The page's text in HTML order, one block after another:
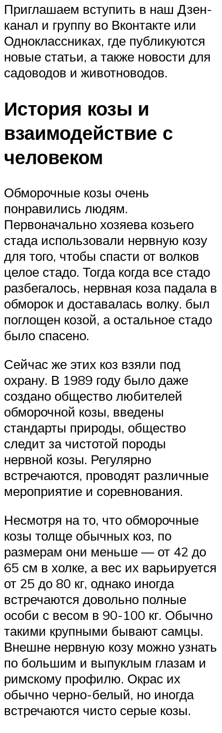
Приглашаем вступить в наш Дзен-
канал и группу во Вконтакте или
Одноклассниках, где публикуются
новые статьи, а также новости для
садоводов и животноводов.
История козы и
взаимодействие с
человеком
Обморочные козы очень
понравились людям.
Первоначально хозяева козьего
стада использовали нервную козу
для того, чтобы спасти от волков
целое стадо. Тогда когда все стадо
разбегалось, нервная коза падала в
обморок и доставалась волку. был
поглощен козой, а остальное стадо
было спасено.
Сейчас же этих коз взяли под
охрану. В 1989 году было даже
создано общество любителей
обморочной козы, введены
стандарты природы, общество
следит за чистотой породы
нервной козы. Регулярно
встречаются, проводят различные
мероприятие и соревнования.
Несмотря на то, что обморочные
козы толще обычных коз, по
размерам они меньше — от 42 до
65 см в холке, а вес их варьируется
от 25 до 80 кг, однако иногда
встречаются довольно полные
особи с весом в 90-100 кг. Обычно
такими крупными бывают самцы.
Внешне нервную козу можно узнать
по большим и выпуклым глазам и
римскому профилю. Окрас их
обычно черно-белый, но иногда
встречаются чисто серые козы.